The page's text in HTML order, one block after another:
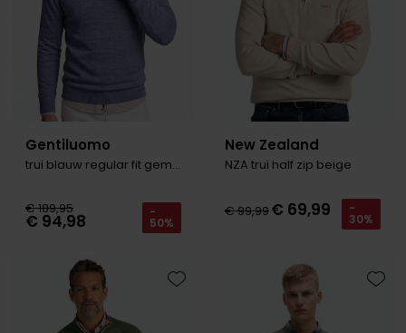
Gentiluomo
trui blauw regular fit gemêleerd
€ 189,95
€ 94,98 -
50%
New Zealand
NZA trui half zip beige
€ 99,99€ 69,99 -
30%
Toevoegen aan favorieten